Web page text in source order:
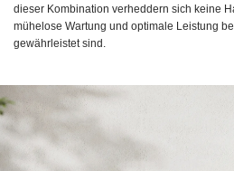
dieser Kombination verheddern sich keine
mühelose Wartung und optimale Leistung
gewährleistet sind.